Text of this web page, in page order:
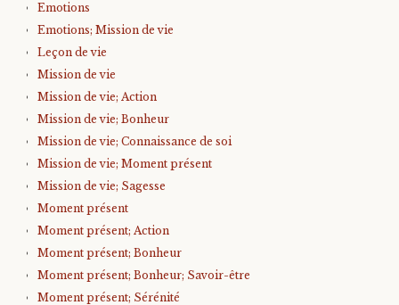
Emotions
Emotions; Mission de vie
Leçon de vie
Mission de vie
Mission de vie; Action
Mission de vie; Bonheur
Mission de vie; Connaissance de soi
Mission de vie; Moment présent
Mission de vie; Sagesse
Moment présent
Moment présent; Action
Moment présent; Bonheur
Moment présent; Bonheur; Savoir-être
Moment présent; Sérénité